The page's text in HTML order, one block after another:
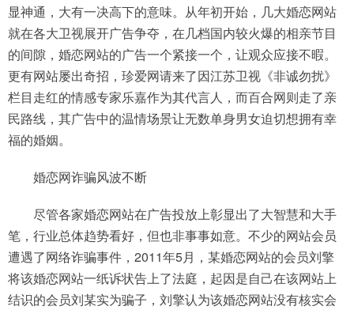
显神通，大有一决高下的意味。从年初开始，几大婚恋网站
就在各大卫视展开广告争夺，在几档国内较火爆的相亲节目
的间隙，婚恋网站的广告一个紧接一个，让观众应接不暇。
更有网站屡出奇招，珍爱网请来了因江苏卫视《非诚勿扰》
栏目走红的情感专家乐嘉作为其代言人，而百合网则走了亲
民路线，其广告中的温情场景让无数单身男女迫切想拥有幸
福的婚姻。
婚恋网诈骗风波不断
尽管各家婚恋网站在广告投放上彰显出了大智慧和大手
笔，行业总体趋势看好，但也非事事如意。不少的网站会员
遭遇了网络诈骗事件，2011年5月，某婚恋网站的会员刘擎
将该婚恋网站一纸诉状告上了法庭，起因是自己在该网站上
结识的会员刘某实为骗子，刘擎认为该婚恋网站没有核实会